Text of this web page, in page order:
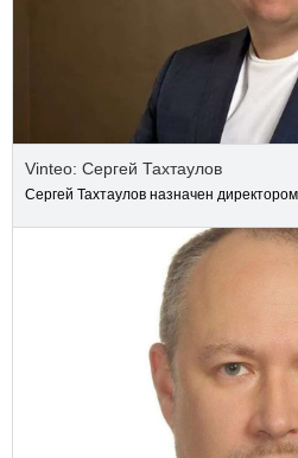
Vinteo: Сергей Тахтаулов
Сергей Тахтаулов назначен